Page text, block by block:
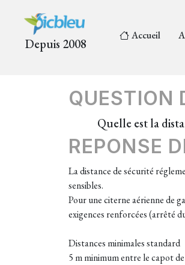
Depuis 2008
Accueil
QUESTION
Quelle est la
REPONSE
La distance de sécurité
sensibles.
Pour une citerne aérienne de
exigences renforcées (arrêté
Distances minimales standard
5 m minimum entre le capot